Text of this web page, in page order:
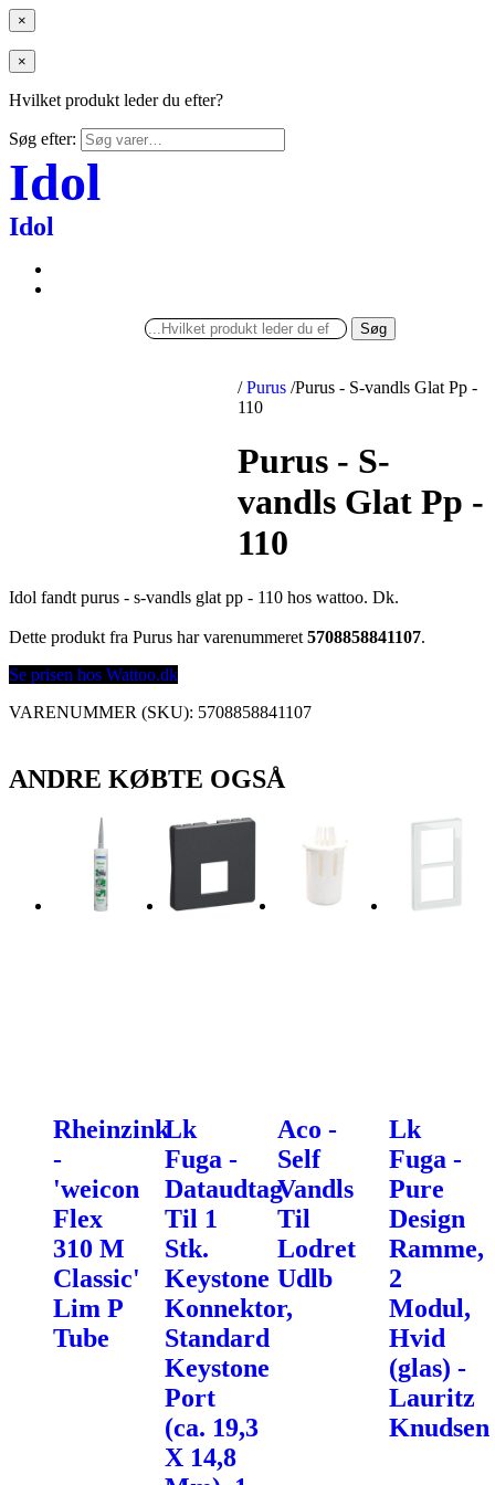
×
×
Hvilket produkt leder du efter?
Søg efter:
Idol
Idol
Søg
/ Purus /Purus - S-vandls Glat Pp -
110
Purus - S-
vandls Glat Pp -
110
Idol fandt purus - s-vandls glat pp - 110 hos wattoo. Dk.
Dette produkt fra Purus har varenummeret 5708858841107.
Se prisen hos Wattoo.dk
VARENUMMER (SKU): 5708858841107
ANDRE KØBTE OGSÅ
Rheinzink
-
'weicon
Flex
310 M
Classic'
Lim P
Tube
Lk
Fuga -
Dataudtag
Til 1
Stk.
Keystone
Konnektor,
Standard
Keystone
Port
(ca. 19,3
X 14,8
Aco -
Self
Vandls
Til
Lodret
Udlb
Lk
Fuga -
Pure
Design
Ramme,
2
Modul,
Hvid
(glas) -
Lauritz
Knudsen